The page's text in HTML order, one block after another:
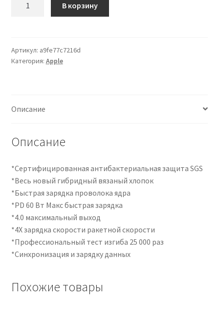
USB-
C
Charging
PD60W
В корзину
Артикул: a9fe77c7216d
Категория: Apple
Описание
Описание
*Сертифицированная антибактериальная защита SGS
*Весь новый гибридный вязаный хлопок
*Быстрая зарядка проволока ядра
*PD 60 Вт Макс быстрая зарядка
*4.0 максимальный выход
*4X зарядка скорости ракетной скорости
*Профессиональный тест изгиба 25 000 раз
*Синхронизация и зарядку данных
Похожие товары